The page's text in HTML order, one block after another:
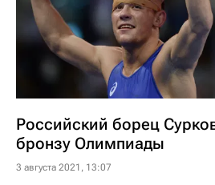
Российский борец
бронзу Олимпиады
3 августа 2021, 13:07